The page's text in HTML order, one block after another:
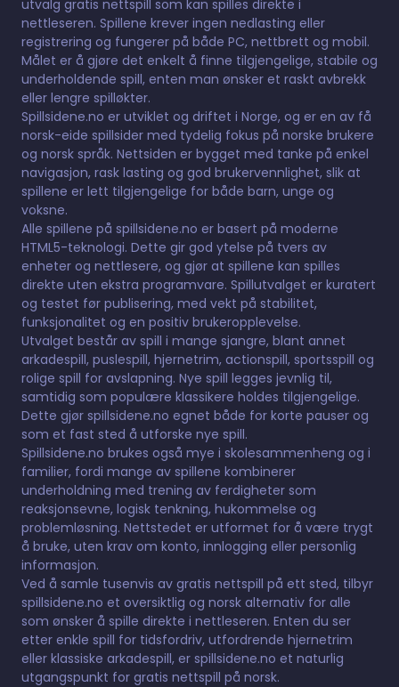
utvalg gratis nettspill som kan spilles direkte i
nettleseren. Spillene krever ingen nedlasting eller
registrering og fungerer på både PC, nettbrett og mobil.
Målet er å gjøre det enkelt å finne tilgjengelige, stabile og
underholdende spill, enten man ønsker et raskt avbrekk
eller lengre spilløkter.
Spillsidene.no er utviklet og driftet i Norge, og er en av få
norsk-eide spillsider med tydelig fokus på norske brukere
og norsk språk. Nettsiden er bygget med tanke på enkel
navigasjon, rask lasting og god brukervennlighet, slik at
spillene er lett tilgjengelige for både barn, unge og
voksne.
Alle spillene på spillsidene.no er basert på moderne
HTML5-teknologi. Dette gir god ytelse på tvers av
enheter og nettlesere, og gjør at spillene kan spilles
direkte uten ekstra programvare. Spillutvalget er kuratert
og testet før publisering, med vekt på stabilitet,
funksjonalitet og en positiv brukeropplevelse.
Utvalget består av spill i mange sjangre, blant annet
arkadespill, puslespill, hjernetrim, actionspill, sportsspill og
rolige spill for avslapning. Nye spill legges jevnlig til,
samtidig som populære klassikere holdes tilgjengelige.
Dette gjør spillsidene.no egnet både for korte pauser og
som et fast sted å utforske nye spill.
Spillsidene.no brukes også mye i skolesammenheng og i
familier, fordi mange av spillene kombinerer
underholdning med trening av ferdigheter som
reaksjonsevne, logisk tenkning, hukommelse og
problemløsning. Nettstedet er utformet for å være trygt
å bruke, uten krav om konto, innlogging eller personlig
informasjon.
Ved å samle tusenvis av gratis nettspill på ett sted, tilbyr
spillsidene.no et oversiktlig og norsk alternativ for alle
som ønsker å spille direkte i nettleseren. Enten du ser
etter enkle spill for tidsfordriv, utfordrende hjernetrim
eller klassiske arkadespill, er spillsidene.no et naturlig
utgangspunkt for gratis nettspill på norsk.